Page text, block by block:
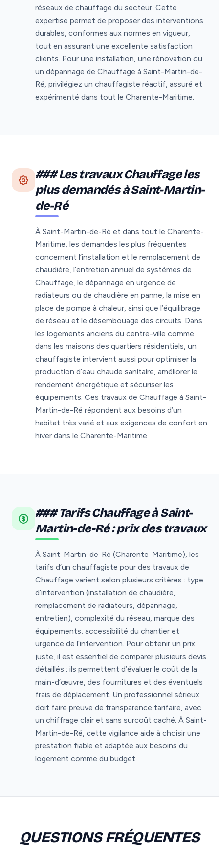
réseaux de chauffage du secteur. Cette
expertise permet de proposer des interventions
durables, conformes aux normes en vigueur,
tout en assurant une excellente satisfaction
clients. Pour une installation, une rénovation ou
un dépannage de Chauffage à Saint-Martin-de-
Ré, privilégiez un chauffagiste réactif, assuré et
expérimenté dans tout le Charente-Maritime.
### Les travaux Chauffage les
plus demandés à Saint-Martin-
de-Ré
À Saint-Martin-de-Ré et dans tout le Charente-
Maritime, les demandes les plus fréquentes
concernent l’installation et le remplacement de
chaudière, l’entretien annuel de systèmes de
Chauffage, le dépannage en urgence de
radiateurs ou de chaudière en panne, la mise en
place de pompe à chaleur, ainsi que l’équilibrage
de réseau et le désembouage des circuits. Dans
les logements anciens du centre-ville comme
dans les maisons des quartiers résidentiels, un
chauffagiste intervient aussi pour optimiser la
production d’eau chaude sanitaire, améliorer le
rendement énergétique et sécuriser les
équipements. Ces travaux de Chauffage à Saint-
Martin-de-Ré répondent aux besoins d’un
habitat très varié et aux exigences de confort en
hiver dans le Charente-Maritime.
### Tarifs Chauffage à Saint-
Martin-de-Ré : prix des travaux
À Saint-Martin-de-Ré (Charente-Maritime), les
tarifs d’un chauffagiste pour des travaux de
Chauffage varient selon plusieurs critères : type
d’intervention (installation de chaudière,
remplacement de radiateurs, dépannage,
entretien), complexité du réseau, marque des
équipements, accessibilité du chantier et
urgence de l’intervention. Pour obtenir un prix
juste, il est essentiel de comparer plusieurs devis
détaillés : ils permettent d’évaluer le coût de la
main-d’œuvre, des fournitures et des éventuels
frais de déplacement. Un professionnel sérieux
doit faire preuve de transparence tarifaire, avec
un chiffrage clair et sans surcoût caché. À Saint-
Martin-de-Ré, cette vigilance aide à choisir une
prestation fiable et adaptée aux besoins du
logement comme du budget.
QUESTIONS FRÉQUENTES